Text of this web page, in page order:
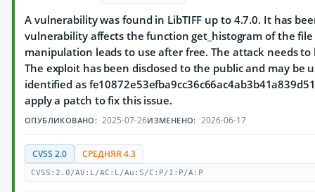
A vulnerability was found in LibTIFF up to 4.7.0. It has
vulnerability affects the function get_histogram of the
manipulation leads to use after free. The attack needs to
The exploit has been disclosed to the public and may be
identified as
apply a patch to fix this issue.
ОПУБЛИКОВАНО: 2025-07-26ИЗМЕНЕНО: 2026-06-17
CVSS 2.0 СРЕДНЯЯ 4.3
CVSS:2.0/AV:L/AC:L/Au:S/C:P/I:P/A:P